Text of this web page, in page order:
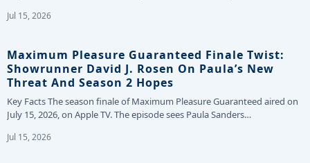
Jul 15, 2026
Maximum Pleasure Guaranteed Finale Twist:
Showrunner David J. Rosen On Paula’s New
Threat And Season 2 Hopes
Key Facts The season finale of Maximum Pleasure Guaranteed aired on
July 15, 2026, on Apple TV. The episode sees Paula Sanders…
Jul 15, 2026